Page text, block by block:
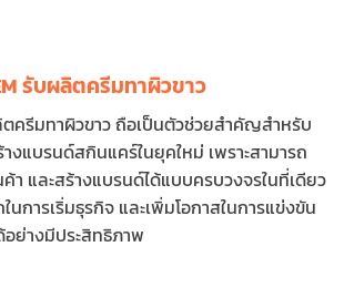
รับผลิตครีมทาผิวขาว
ตครีมทาผิวขาว ถือเป็นตัวช่วยสำคัญสำหรับ
งแบรนด์สกินแคร์ในยุคใหม่ เพราะสามารถ
และสร้างแบรนด์ได้แบบครบวงจรในที่เดียว
การเริ่มธุรกิจ และเพิ่มโอกาสในการแข่งขัน
อย่างมีประสิทธิภาพ